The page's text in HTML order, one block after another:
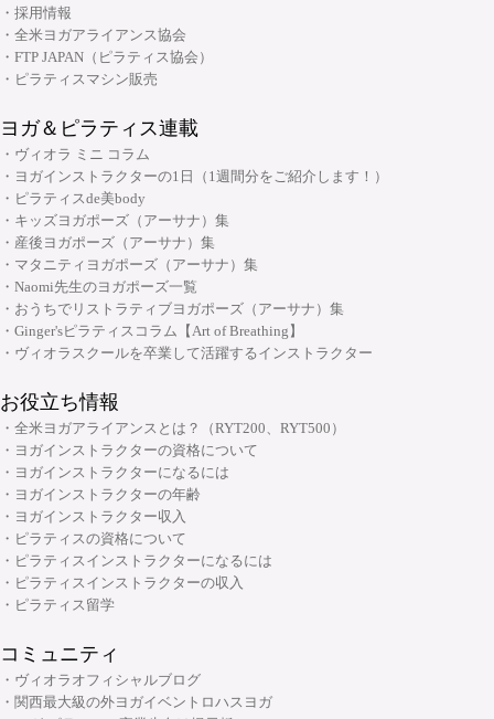
リフォーマースタジオ
大阪府大阪市中央区安土町2-5-5 本町明大ビル3F
TEL: 06-6926-8422
・ヨガ解剖学コース
・アーユルヴェーダを知る
・アーユルヴェーダを深める
プコース
・ヨガ指導者向け：個人プログラミングコース～症例別・目的別プログラ
ムの組み方～
・ヨガ指導者向け：アジャストメント＆モディフィケーションスキルアッ
プコース
・メンタルケアヨガ(心のためのヨガ)指導者養成コース
チャクラ講座
顔筋調整ヨガ養成指導者コース
・採用情報
・全米ヨガアライアンス協会
・FTP JAPAN（ピラティス協会）
・ピラティスマシン販売
ヨガ＆ピラティス連載
・ヴィオラ ミニ コラム
・ヨガインストラクターの1日（1週間分をご紹介します！）
・ピラティスde美body
・キッズヨガポーズ（アーサナ）集
・産後ヨガポーズ（アーサナ）集
・マタニティヨガポーズ（アーサナ）集
・Naomi先生のヨガポーズ一覧
・おうちでリストラティブヨガポーズ（アーサナ）集
・Ginger'sピラティスコラム【Art of Breathing】
・ヴィオラスクールを卒業して活躍するインストラクター
お役立ち情報
・全米ヨガアライアンスとは？（RYT200、RYT500）
・ヨガインストラクターの資格について
・ヨガインストラクターになるには
・ヨガインストラクターの年齢
・ヨガインストラクター収入
・ピラティスの資格について
・ピラティスインストラクターになるには
・ピラティスインストラクターの収入
・ピラティス留学
コミュニティ
・ヴィオラオフィシャルブログ
・関西最大級の外ヨガイベントロハスヨガ